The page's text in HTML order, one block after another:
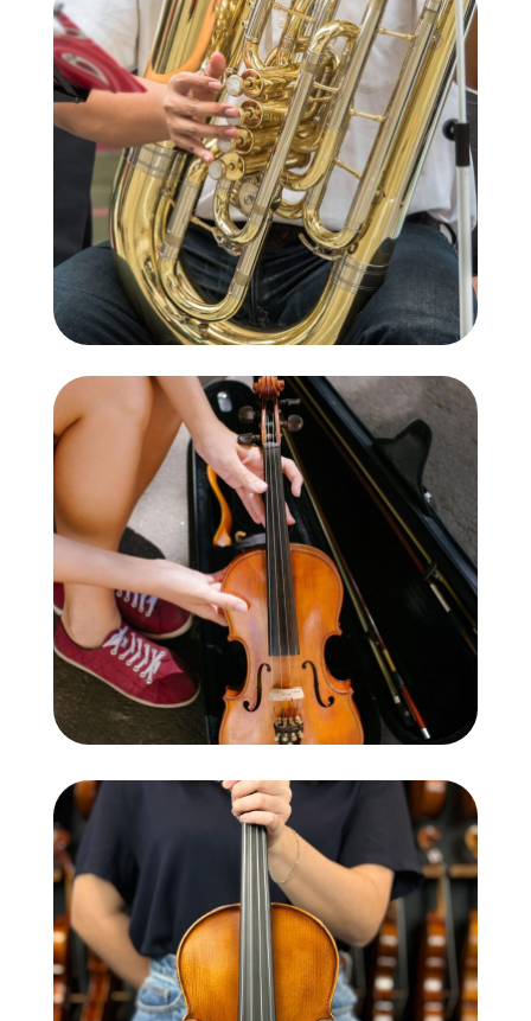
Tuba
Violí
Viola